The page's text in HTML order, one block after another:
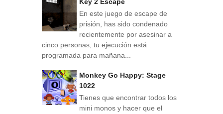
En este juego de escape de
prisión, has sido condenado
recientemente por asesinar a
cinco personas, tu ejecución está
programada para mañana...
Monkey Go Happy: Stage
1022
Tienes que encontrar todos los
mini monos y hacer que el